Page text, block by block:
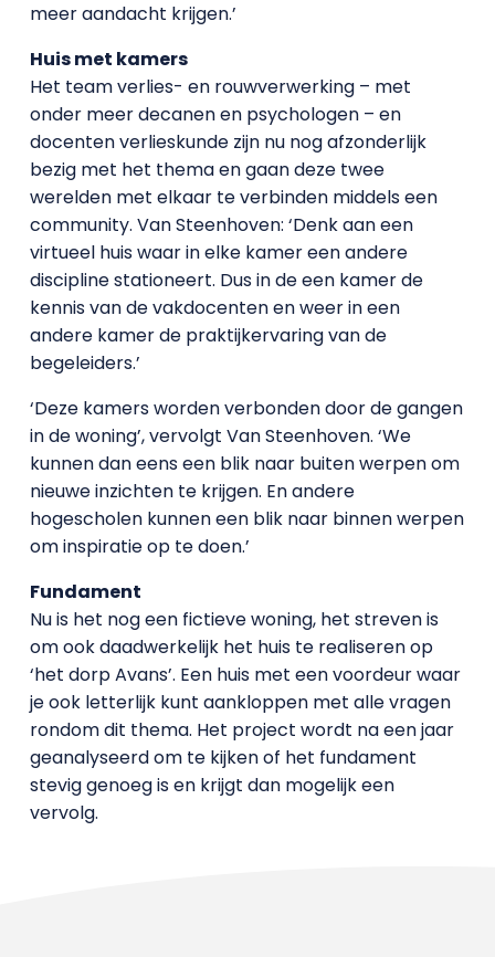
meer aandacht krijgen.’
Huis met kamers
Het team verlies- en rouwverwerking – met
onder meer decanen en psychologen – en
docenten verlieskunde zijn nu nog afzonderlijk
bezig met het thema en gaan deze twee
werelden met elkaar te verbinden middels een
community. Van Steenhoven: ‘Denk aan een
virtueel huis waar in elke kamer een andere
discipline stationeert. Dus in de een kamer de
kennis van de vakdocenten en weer in een
andere kamer de praktijkervaring van de
begeleiders.’
‘Deze kamers worden verbonden door de gangen
in de woning’, vervolgt Van Steenhoven. ‘We
kunnen dan eens een blik naar buiten werpen om
nieuwe inzichten te krijgen. En andere
hogescholen kunnen een blik naar binnen werpen
om inspiratie op te doen.’
Fundament
Nu is het nog een fictieve woning, het streven is
om ook daadwerkelijk het huis te realiseren op
‘het dorp Avans’. Een huis met een voordeur waar
je ook letterlijk kunt aankloppen met alle vragen
rondom dit thema. Het project wordt na een jaar
geanalyseerd om te kijken of het fundament
stevig genoeg is en krijgt dan mogelijk een
vervolg.